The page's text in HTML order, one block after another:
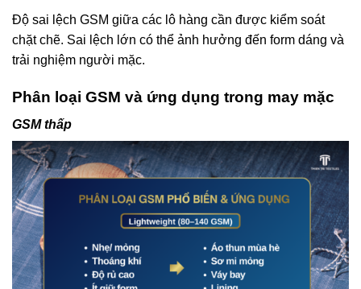
Độ sai lệch GSM giữa các lô hàng cần được kiểm soát
chặt chẽ. Sai lệch lớn có thể ảnh hưởng đến form dáng và
trải nghiệm người mặc.
Phân loại GSM và ứng dụng trong may mặc
GSM thấp